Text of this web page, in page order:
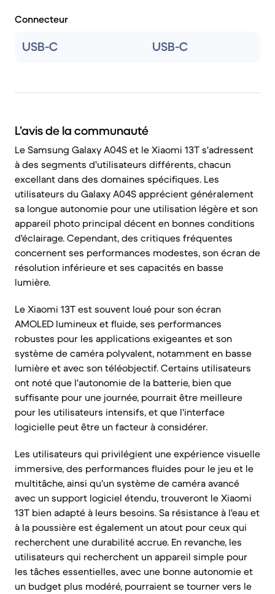
Connecteur
USB-C USB-C
L’avis de la communauté
Le Samsung Galaxy A04S et le Xiaomi 13T s'adressent
à des segments d'utilisateurs différents, chacun
excellant dans des domaines spécifiques. Les
utilisateurs du Galaxy A04S apprécient généralement
sa longue autonomie pour une utilisation légère et son
appareil photo principal décent en bonnes conditions
d'éclairage. Cependant, des critiques fréquentes
concernent ses performances modestes, son écran de
résolution inférieure et ses capacités en basse
lumière.
Le Xiaomi 13T est souvent loué pour son écran
AMOLED lumineux et fluide, ses performances
robustes pour les applications exigeantes et son
système de caméra polyvalent, notamment en basse
lumière et avec son téléobjectif. Certains utilisateurs
ont noté que l'autonomie de la batterie, bien que
suffisante pour une journée, pourrait être meilleure
pour les utilisateurs intensifs, et que l'interface
logicielle peut être un facteur à considérer.
Les utilisateurs qui privilégient une expérience visuelle
immersive, des performances fluides pour le jeu et le
multitâche, ainsi qu'un système de caméra avancé
avec un support logiciel étendu, trouveront le Xiaomi
13T bien adapté à leurs besoins. Sa résistance à l'eau et
à la poussière est également un atout pour ceux qui
recherchent une durabilité accrue. En revanche, les
utilisateurs qui recherchent un appareil simple pour
les tâches essentielles, avec une bonne autonomie et
un budget plus modéré, pourraient se tourner vers le